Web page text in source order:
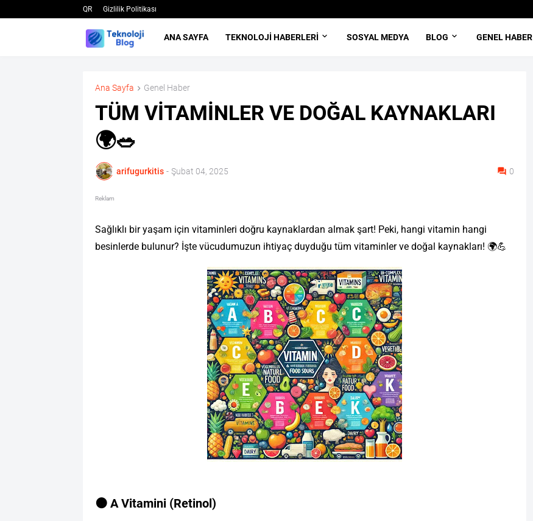
QR Gizlilik Politikası
ANA SAYFA TEKNOLOJI HABERLERI SOSYAL MEDYA BLOG GENEL HABER
Ana Sayfa Genel Haber
TÜM VİTAMİNLER VE DOĞAL KAYNAKLARI
🌍🥗
arifugurkitis - Şubat 04, 2025 0
Reklam
Sağlıklı bir yaşam için vitaminleri doğru kaynaklardan almak şart! Peki, hangi vitamin hangi
besinlerde bulunur? İşte vücudumuzun ihtiyaç duyduğu tüm vitaminler ve doğal kaynakları! 🌍💪
🟠 A Vitamini (Retinol)